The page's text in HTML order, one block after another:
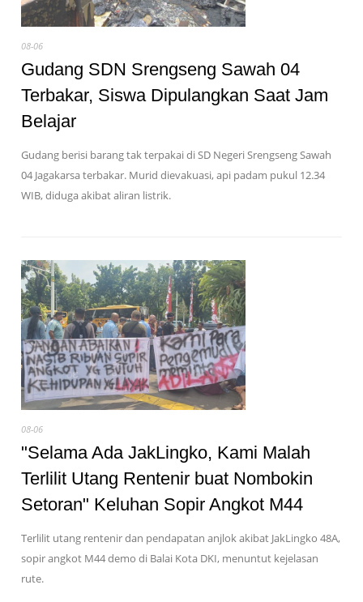
08-06
Gudang SDN Srengseng Sawah 04
Terbakar, Siswa Dipulangkan Saat Jam
Belajar
Gudang berisi barang tak terpakai di SD Negeri Srengseng Sawah
04 Jagakarsa terbakar. Murid dievakuasi, api padam pukul 12.34
WIB, diduga akibat aliran listrik.
08-06
"Selama Ada JakLingko, Kami Malah
Terlilit Utang Rentenir buat Nombokin
Setoran" Keluhan Sopir Angkot M44
Terlilit utang rentenir dan pendapatan anjlok akibat JakLingko 48A,
sopir angkot M44 demo di Balai Kota DKI, menuntut kejelasan
rute.